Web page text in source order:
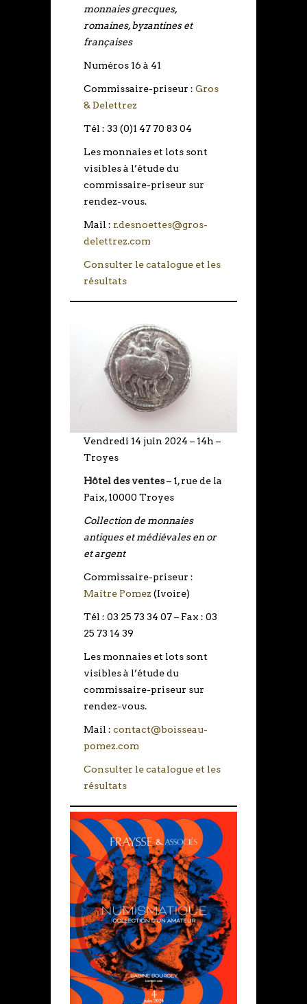
monnaies grecques,
romaines, byzantines et
françaises
Numéros 16 à 41
Commissaire-priseur : Gros
& Delettrez
Tél : 33 (0)1 47 70 83 04
Les monnaies et lots sont
visibles à l’étude du
commissaire-priseur sur
rendez-vous.
Mail : r.desnoettes@gros-
delettrez.com
Consulter le catalogue et les
résultats
Vendredi 14 juin 2024 – 14h –
Troyes
Hôtel des ventes– 1, rue de la
Paix, 10000 Troyes
Collection de monnaies
antiques et médiévales en or
et argent
Commissaire-priseur :
Maître Pomez (Ivoire)
Tél : 03 25 73 34 07 – Fax : 03
25 73 14 39
Les monnaies et lots sont
visibles à l’étude du
commissaire-priseur sur
rendez-vous.
Mail : contact@boisseau-
pomez.com
Consulter le catalogue et les
résultats